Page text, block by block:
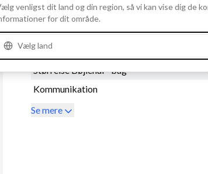
Afstand - ophæng
Radius
Remskivediameter
Størrelse Bøjlehul - bag
Kommunikation
Se mere
venligst dit land og din region, så vi kan vise dig de
for dit område.
Vælg land